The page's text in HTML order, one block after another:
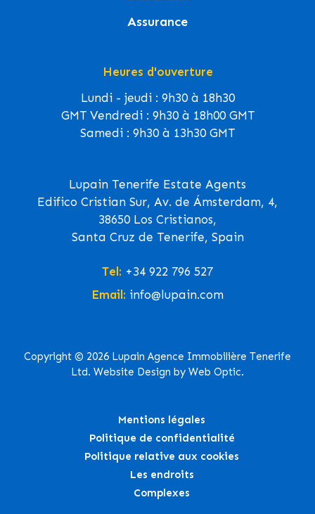
Assurance
Heures d'ouverture
Lundi - jeudi : 9h30 à 18h30
GMT Vendredi : 9h30 à 18h00 GMT
Samedi : 9h30 à 13h30 GMT
Lupain Tenerife Estate Agents
Edifico Cristian Sur, Av. de Ámsterdam, 4,
38650 Los Cristianos,
Santa Cruz de Tenerife, Spain
Tel: +34 922 796 527
Email: info@lupain.com
Copyright © 2026 Lupain Agence Immobilière Tenerife
Ltd. Website Design by Web Optic.
Mentions légales
Politique de confidentialité
Politique relative aux cookies
Les endroits
Complexes